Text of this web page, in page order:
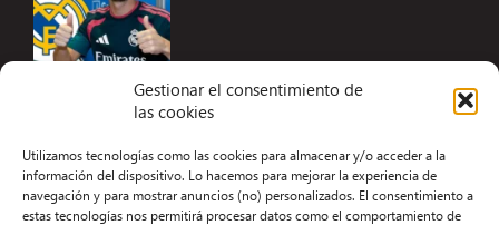
Gestionar el consentimiento de
las cookies
Utilizamos tecnologías como las cookies para almacenar y/o acceder a la
información del dispositivo. Lo hacemos para mejorar la experiencia de
navegación y para mostrar anuncios (no) personalizados. El consentimiento a
estas tecnologías nos permitirá procesar datos como el comportamiento de
Aviso Legal
Términos y condiciones